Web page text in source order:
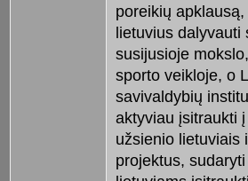
poreikių
lietuvius dalyvauti
susijusioje
sporto veikloje, o
savivaldybių
aktyviau įsitraukti
užsienio lietuviais
projektus,